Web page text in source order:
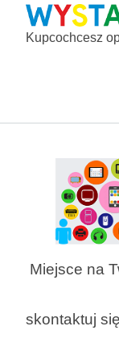
Kupcochcesz
Miejsce na
skontaktuj